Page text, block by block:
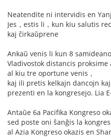
Neatendite ni intervidis en
Jes，estis li，kun kiu salutis
kaj ĉirkaŭprene
Ankaŭ venis li kun 8
Vladivostok distancis proksime
al kiu tre oportune venis，
kaj ili pretis kelkajn dancojn
prezenti en la kongresejo. Lia
Antaŭe 6a Pacifika Kongreso
sed poste oni ŝanĝis la
al Azia Kongreso okazis en